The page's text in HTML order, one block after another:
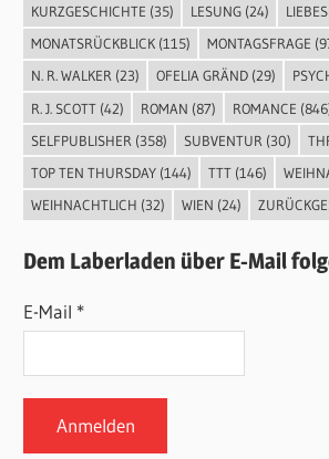
KURZGESCHICHTE (35) LESUNG(24)
MONATSRÜCKBLICK(115) MONTAGSFRAGE
N. R. WALKER(23) OFELIA GRÄND(29)
R. J. SCOTT(42) ROMAN (87) ROMANCE
SELFPUBLISHER (358) SUBVENTUR (30)
TOP TEN THURSDAY(144) TTT(146)
WEIHNACHTLICH (32) WIEN (24)
Dem Laberladen über E-Mail
E-Mail *